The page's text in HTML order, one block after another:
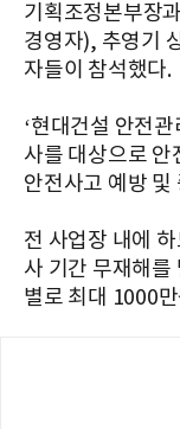
기획조정본부장
경영자), 추영기
자들이 참석했다.
‘현대건설 안전
사를 대상으로 안
안전사고 예방 및
전 사업장 내에
사 기간 무재해를
별로 최대 1000